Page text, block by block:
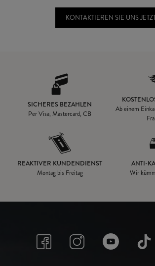
KONTAKTIEREN SIE UNS
SICHERES BEZAHLEN
Per Visa, Mastercard, CB
Ab einem
REAKTIVER KUNDENDIENST
Montag bis Freitag
ANTI-
Wir